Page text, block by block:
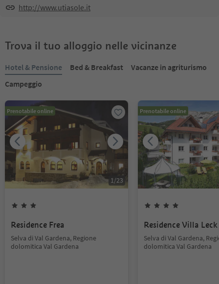
http://www.utiasole.it
Trova il tuo alloggio nelle vicinanze
Hotel & Pensione Bed & Breakfast
Vacanze in agriturismo
Campeggio
Prenotabile online
1/23
Residence Frea
Selva di Val Gardena, Regione
dolomitica Val Gardena
Prenotabile online
Residence Villa Leck
Selva di Val Gardena,
dolomitica Val Gardena